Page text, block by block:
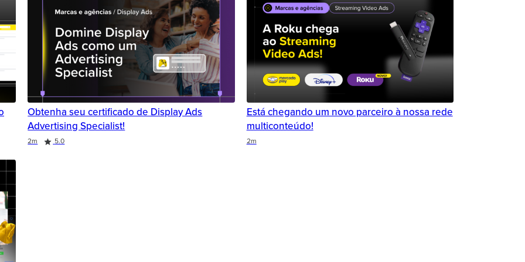
Obtenha seu certificado de Display Ads
Advertising Specialist!
2m 5.0
Está chegando um novo parceiro à nossa rede
multiconteúdo!
2m